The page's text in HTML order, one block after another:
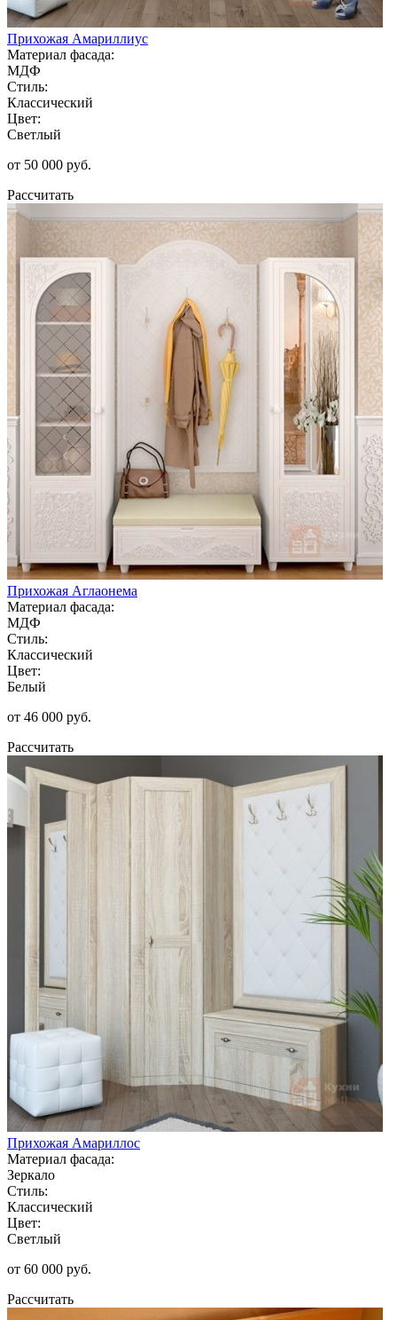
Прихожая Амариллиус
Материал фасада:
МДФ
Стиль:
Классический
Цвет:
Светлый
от 50 000 руб.
Рассчитать
Прихожая Аглаонема
Материал фасада:
МДФ
Стиль:
Классический
Цвет:
Белый
от 46 000 руб.
Рассчитать
Прихожая Амариллос
Материал фасада:
Зеркало
Стиль:
Классический
Цвет:
Светлый
от 60 000 руб.
Рассчитать